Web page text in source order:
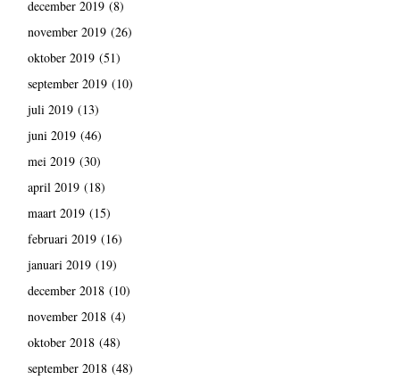
december 2019(8)
november 2019(26)
oktober 2019(51)
september 2019(10)
juli 2019(13)
juni 2019(46)
mei 2019(30)
april 2019(18)
maart 2019(15)
februari 2019(16)
januari 2019(19)
december 2018(10)
november 2018(4)
oktober 2018(48)
september 2018(48)